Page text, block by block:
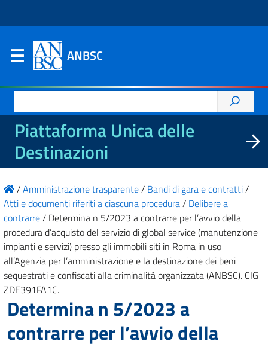
ANBSC
per:
Piattaforma Unica delle
Destinazioni
/Amministrazione trasparente/ Bandi di gara e contratti/
Atti e documenti riferiti a ciascuna procedura/ Delibere a
contrarre/ Determina n 5/2023 a contrarre per l’avvio della
procedura d’acquisto del servizio di global service (manutenzione
impianti e servizi) presso gli immobili siti in Roma in uso
all’Agenzia per l’amministrazione e la destinazione dei beni
sequestrati e confiscati alla criminalità organizzata (ANBSC). CIG
ZDE391FA1C.
Determina n 5/2023 a
contrarre per l’avvio della